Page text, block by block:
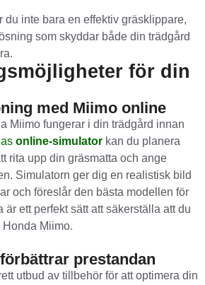
du inte bara en effektiv gräsklippare,
som skyddar både din trädgård
för din
med Miimo online
Miimo fungerar i din trädgård innan
online-simulator kan du planera
rita upp din gräsmatta och ange
Simulatorn ger dig en realistisk bild
och föreslår den bästa modellen för
är ett perfekt sätt att säkerställa att du
Miimo.
prestandan
utbud av tillbehör för att optimera din